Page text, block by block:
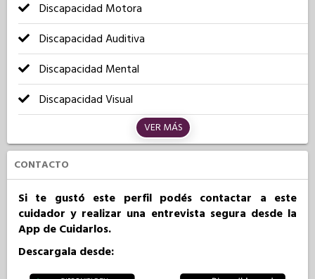
Discapacidad Motora
Discapacidad Auditiva
Discapacidad Mental
Discapacidad Visual
VER MÁS
CONTACTO
Si te gustó este perfil podés contactar a este
cuidador y realizar una entrevista segura desde la
App de Cuidarlos.
Descargala desde: